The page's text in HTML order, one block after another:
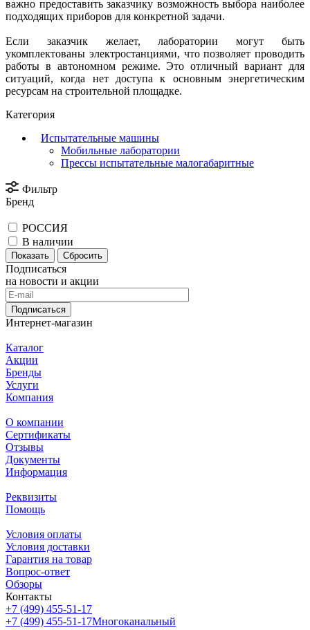
важно предоставить заказчику возможность выбора наиболее
подходящих приборов для конкретной задачи.
Если заказчик желает, лаборатории могут быть
укомплектованы электростанциями, что позволяет проводить
работы в автономном режиме. Это отличный вариант для
ситуаций, когда нет доступа к основным энергетическим
ресурсам на строительной площадке.
Категория
Испытательные машины
Мобильные лаборатории
Прессы испытательные малогабаритные
Фильтр
Бренд
РОССИЯ
В наличии
Сбросить
Подписаться
на новости и акции
Подписаться
Интернет-магазин
Каталог
Акции
Бренды
Услуги
Компания
О компании
Сертификаты
Отзывы
Документы
Информация
Реквизиты
Помощь
Условия оплаты
Условия доставки
Гарантия на товар
Вопрос-ответ
Обзоры
Контакты
+7 (499) 455-51-17
+7 (499) 455-51-17Многоканальный